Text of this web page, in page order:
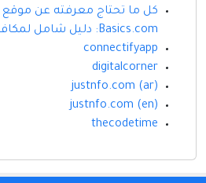
Basics.com: دليل شامل لمكافحة الحرائق
connectifyapp
digitalcorner
justnfo.com (ar)
justnfo.com (en)
thecodetime